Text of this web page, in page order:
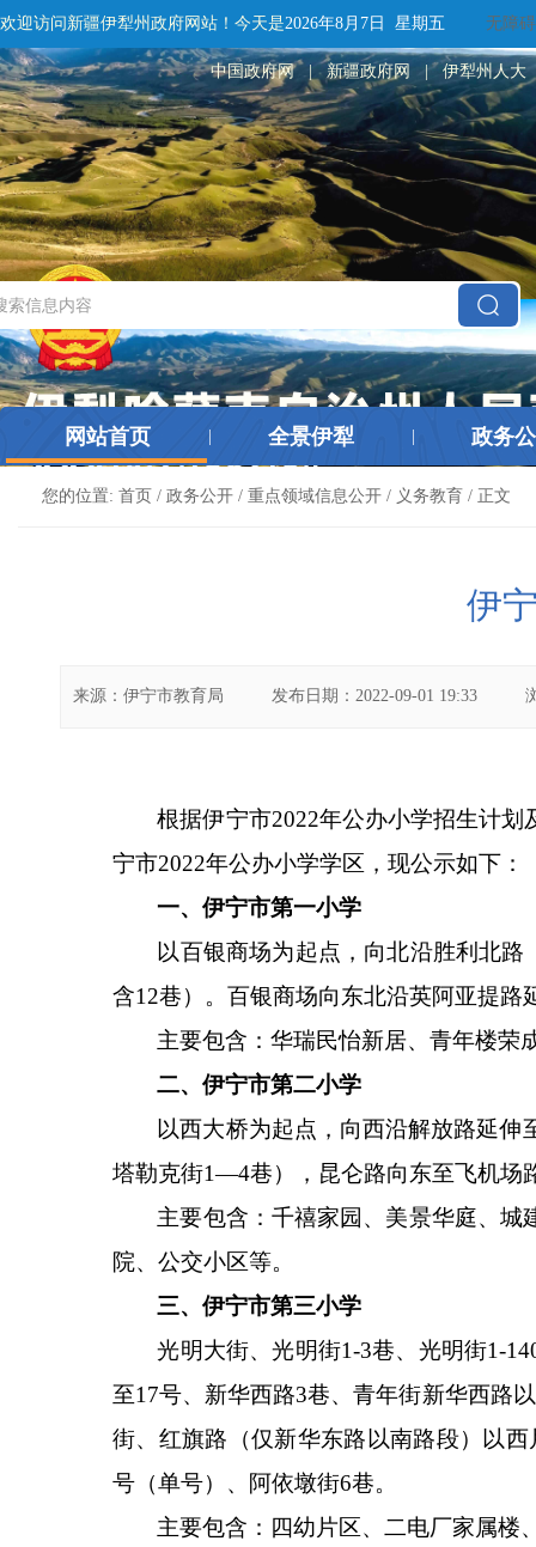
欢迎访问新疆伊犁州政府网站！ 今天是2026年8月7日 星期五 无障碍
中国政府网 | 新疆政府网 | 伊犁州人大
网站首页 全景伊犁 政务
您的位置: 首页 / 政务公开 / 重点领域信息公开 / 义务教育 / 正文
伊
来源： 伊宁市教育局 发布日期： 2022-09-01 19:33
根据伊宁市2022年公办小学招生计
宁市2022年公办小学学区，现公示如下：
一、伊宁市第一小学
以百银商场为起点，向北沿胜利北路
含12巷）。百银商场向东北沿英阿亚提
主要包含：华瑞民怡新居、青年楼荣
二、伊宁市第二小学
以西大桥为起点，向西沿解放路延伸
塔勒克街1—4巷），昆仑路向东至飞机场
主要包含：千禧家园、美景华庭、
院、公交小区等。
三、伊宁市第三小学
光明大街、光明街1-3巷、光明街1-
至17号、新华西路3巷、青年街新华西路
街、红旗路（仅新华东路以南路段）以
号（单号）、阿依墩街6巷。
主要包含：四幼片区、二电厂家属楼